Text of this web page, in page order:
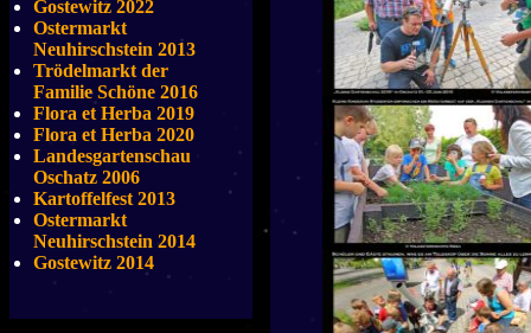
Gostewitz 2022
Ostermarkt
Neuhirschstein 2013
Trödelmarkt der
Familie Schöne 2016
Flora et Herba 2019
Flora et Herba 2020
Landesgartenschau
Oschatz 2006
Kartoffelfest 2013
Ostermarkt
Neuhirschstein 2014
Gostewitz 2014